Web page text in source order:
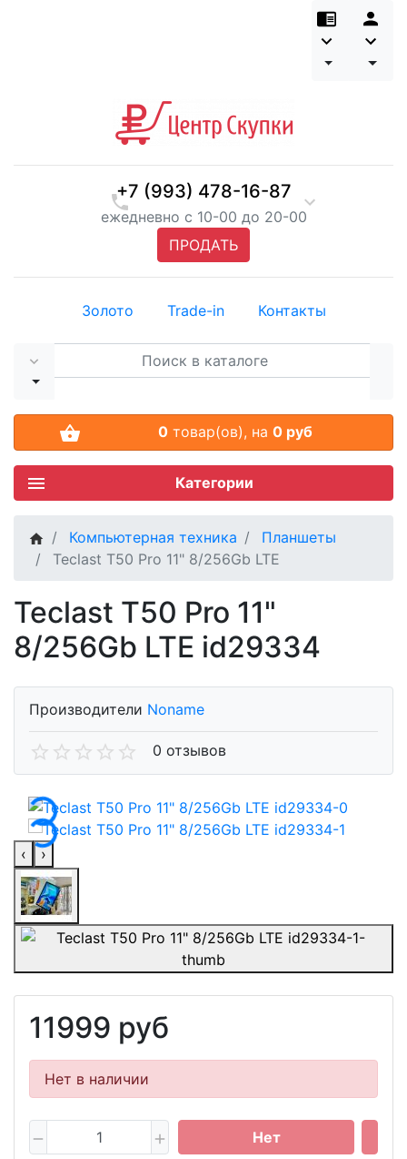
+7 (993) 478-16-87
ежедневно с 10-00 до 20-00
ПРОДАТЬ
Золото Trade-in Контакты
0товар(ов), на 0 руб
Категории
Компьютерная техника
Планшеты
Teclast T50 Pro 11" 8/256Gb LTE
Teclast T50 Pro 11"
8/256Gb LTE id29334
Производители Noname
0 отзывов
‹ ›
11999 руб
Нет в наличии
Нет